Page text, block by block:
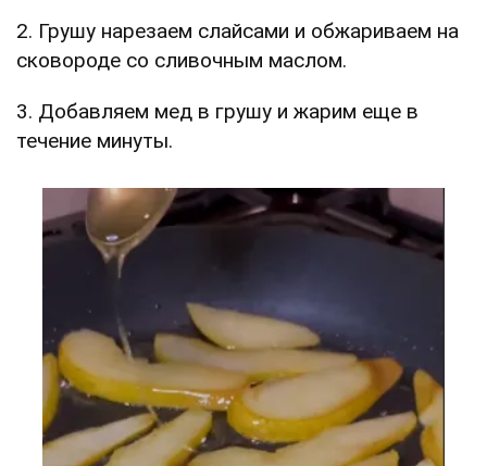
2. Грушу нарезаем слайсами и обжариваем на
сковороде со сливочным маслом.
3. Добавляем мед в грушу и жарим еще в
течение минуты.